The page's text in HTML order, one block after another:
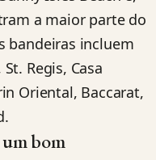
a maior parte do
bandeiras incluem
Regis, Casa
Oriental, Baccarat,
um bom